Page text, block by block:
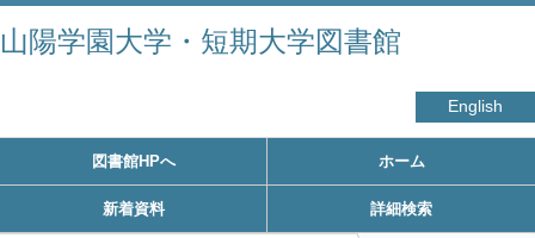
山陽学園大学・短期大学図書館
English
図書館HPへ ホーム
新着資料 詳細検索